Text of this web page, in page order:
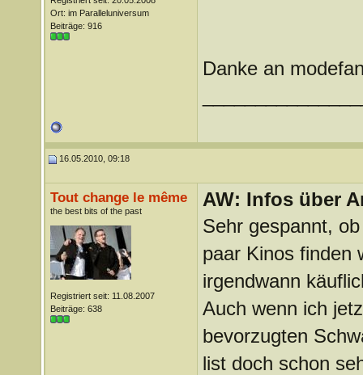
Ort: im Paralleluniversum
Beiträge: 916
Danke an
16.05.2010, 09:18
Tout change le même
the best bits of the past
Registriert seit: 11.08.2007
Beiträge: 638
AW: Infos über
Sehr gespannt,
paar Kinos finden
irgendwann
Auch wenn ich
bevorzugten
list doch schon